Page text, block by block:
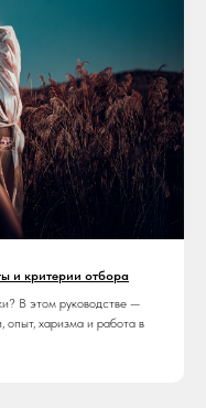
и критерии отбора
В этом руководстве —
опыт, харизма и работа в